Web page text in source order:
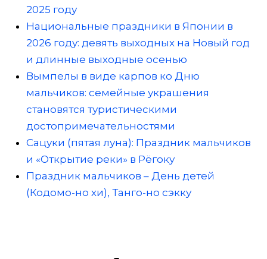
2025 году
Национальные праздники в Японии в
2026 году: девять выходных на Новый год
и длинные выходные осенью
Вымпелы в виде карпов ко Дню
мальчиков: семейные украшения
становятся туристическими
достопримечательностями
Сацуки (пятая луна): Праздник мальчиков
и «Открытие реки» в Рёгоку
Праздник мальчиков – День детей
(Кодомо-но хи), Танго-но сэкку